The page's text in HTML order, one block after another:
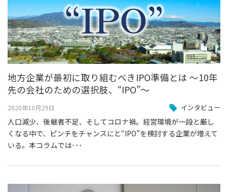
地方企業が最初に取り組むべきIPO準備とは ～10年
先の会社のための選択肢、“IPO”～
2020年10月29日 インタビュー
人口減少、後継者不足、そしてコロナ禍。経営環境が一段と厳し
くなる中で、ピンチをチャンスにと“IPO”を検討する企業が増えて
いる。本コラムでは･･･